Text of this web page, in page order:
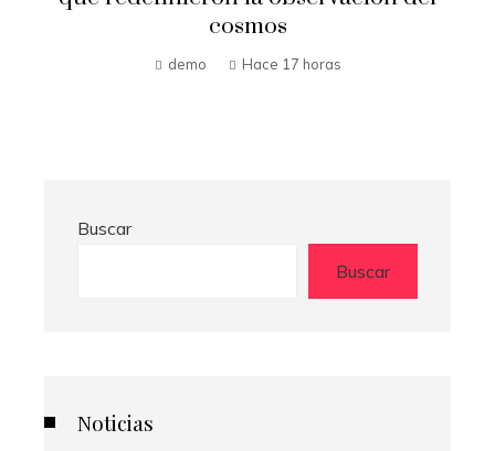
entornos corporativos
Hilda Loaiza Hace 3 días
Buscar
Buscar
Noticias